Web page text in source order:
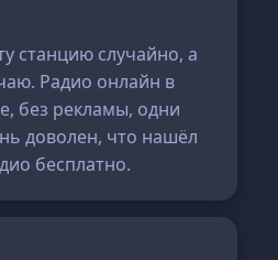
станцию случайно, а
Радио онлайн в
без рекламы, одни
доволен, что нашёл
бесплатно.